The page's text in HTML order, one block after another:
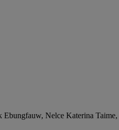
Nelce Katerina